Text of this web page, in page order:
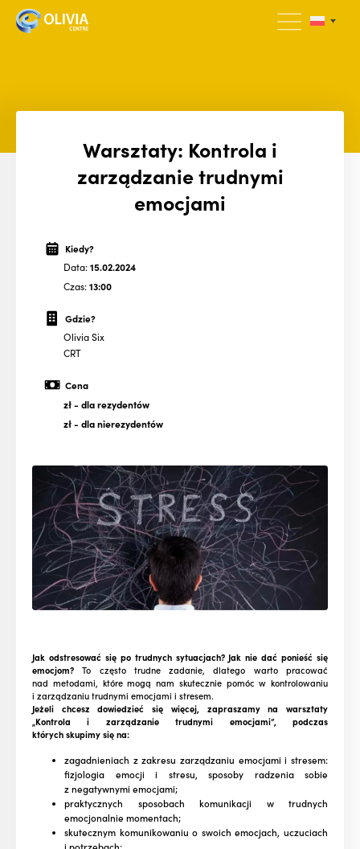
Warsztaty: Kontrola i
zarządzanie trudnymi
emocjami
Kiedy?
Data:15.02.2024
Czas:13:00
Gdzie?
Olivia Six
CRT
Cena
zł- dla rezydentów
zł- dla nierezydentów
Jak odstresować się po trudnych sytuacjach? Jak nie dać ponieść się
emocjom? To często trudne zadanie, dlatego warto pracować
nad metodami, które mogą nam skutecznie pomóc w kontrolowaniu
i zarządzaniu trudnymi emocjami i stresem.
Jeżeli chcesz dowiedzieć się więcej, zapraszamy na warsztaty
„Kontrola i zarządzanie trudnymi emocjami”, podczas
których skupimy się na:
zagadnieniach z zakresu zarządzaniu emocjami i stresem:
fizjologia emocji i stresu, sposoby radzenia sobie
z negatywnymi emocjami;
praktycznych sposobach komunikacji w trudnych
emocjonalnie momentach;
skutecznym komunikowaniu o swoich emocjach, uczuciach